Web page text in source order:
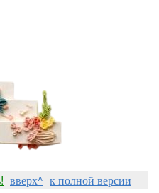
вверх^ к полной версии